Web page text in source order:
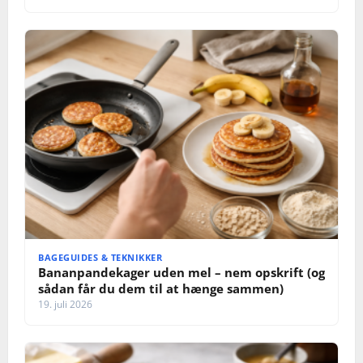
BAGEGUIDES & TEKNIKKER
Bananpandekager uden mel – nem opskrift (og
sådan får du dem til at hænge sammen)
19. juli 2026